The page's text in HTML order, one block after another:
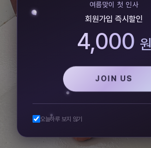
여름맞이 첫 인사
회원가입 즉시할인
4,000 원
JOIN US
오늘하루 보지 않기